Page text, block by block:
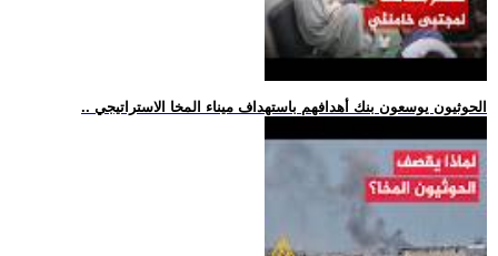
.. الحوثيون يوسعون بنك أهدافهم باستهداف ميناء المخا الاستراتيجي